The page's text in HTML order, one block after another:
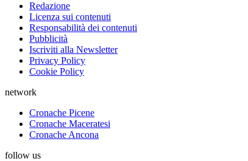
Redazione
Licenza sui contenuti
Responsabilità dei contenuti
Pubblicità
Iscriviti alla Newsletter
Privacy Policy
Cookie Policy
network
Cronache Picene
Cronache Maceratesi
Cronache Ancona
follow us